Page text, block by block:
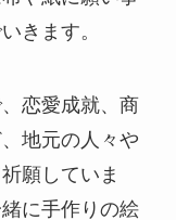
きます。
恋愛成就、商
地元の人々や
願していま
に手作りの絵